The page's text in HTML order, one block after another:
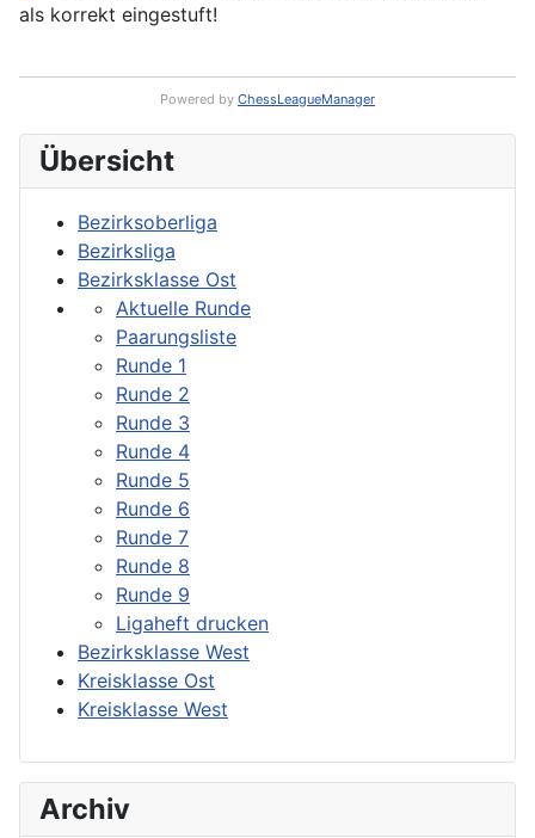
Übersicht
Bezirksoberliga
Bezirksliga
Bezirksklasse Ost
Aktuelle Runde
Paarungsliste
Runde 1
Runde 2
Runde 3
Runde 4
Runde 5
Runde 6
Runde 7
Runde 8
Runde 9
Ligaheft drucken
Bezirksklasse West
Kreisklasse Ost
Kreisklasse West
Archiv
als korrekt eingestuft!
Powered by ChessLeagueManager